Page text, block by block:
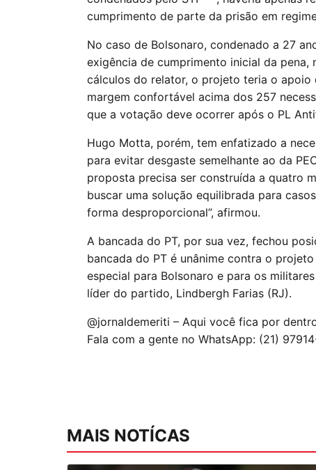
cumprimento de parte da prisão em
No caso de Bolsonaro, condenado a 27
exigência de cumprimento inicial da
cálculos do relator, o projeto teria o
margem confortável acima dos 257
que a votação deve ocorrer após o PL
Hugo Motta, porém, tem enfatizado a
para evitar desgaste semelhante ao da
proposta precisa ser construída a quatro
buscar uma solução equilibrada para
forma desproporcional”, afirmou.
A bancada do PT, por sua vez, fechou
bancada do PT é unânime contra o
especial para Bolsonaro e para os
líder do partido, Lindbergh Farias (RJ).
@jornaldemeriti – Aqui você fica por
Fala com a gente no WhatsApp: (21)
MAIS NOTÍCAS